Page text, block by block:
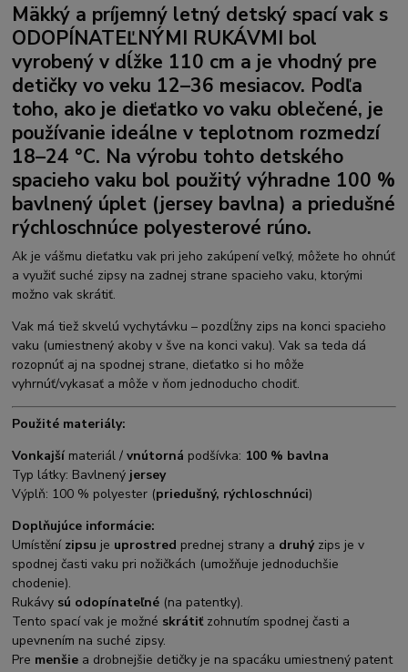
Mäkký a príjemný letný detský spací vak s
ODOPÍNATEĽNÝMI RUKÁVMI bol
vyrobený v dĺžke 110 cm a je vhodný pre
detičky vo veku 12–36 mesiacov. Podľa
toho, ako je dieťatko vo vaku oblečené, je
používanie ideálne v teplotnom rozmedzí
18–24 °C. Na výrobu tohto detského
spacieho vaku bol použitý výhradne 100 %
bavlnený úplet (jersey bavlna) a priedušné
rýchloschnúce polyesterové rúno.
Ak je vášmu dieťatku vak pri jeho zakúpení veľký, môžete ho ohnúť
a využiť suché zipsy na zadnej strane spacieho vaku, ktorými
možno vak skrátiť.
Vak má tiež skvelú vychytávku – pozdĺžny zips na konci spacieho
vaku (umiestnený akoby v šve na konci vaku). Vak sa teda dá
rozopnúť aj na spodnej strane, dieťatko si ho môže
vyhrnúť/vykasať a môže v ňom jednoducho chodiť.
Použité materiály:
Vonkajší materiál /vnútorná podšívka: 100 % bavlna
Typ látky: Bavlnený jersey
Výplň: 100 % polyester (priedušný, rýchloschnúci)
Doplňujúce informácie:
Umístění zipsu je uprostred prednej strany a druhý zips je v
spodnej časti vaku pri nožičkách (umožňuje jednoduchšie
chodenie).
Rukávy sú odopínateľné (na patentky).
Tento spací vak je možné skrátiť zohnutím spodnej časti a
upevnením na suché zipsy.
Pre menšie a drobnejšie detičky je na spacáku umiestnený patent